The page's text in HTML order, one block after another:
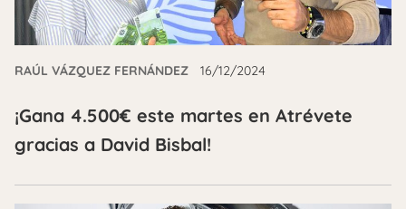
RAÚL VÁZQUEZ FERNÁNDEZ 16/12/2024
¡Gana 4.500€ este martes en Atrévete
gracias a David Bisbal!